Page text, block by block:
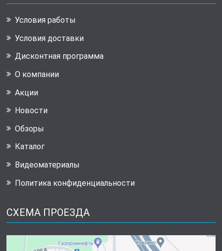
Условия работы
Условия доставки
Дисконтная программа
О компании
Акции
Новости
Обзоры
Каталог
Видеоматериалы
Политика конфиденциальности
СХЕМА ПРОЕЗДА